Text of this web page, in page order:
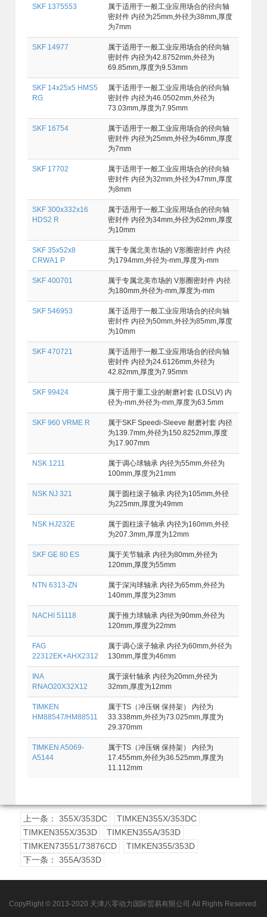
SKF 1375553
属于适用于一般工业应用场合的径向轴
密封件 内径为25mm,外径为38mm,厚度
为7mm
SKF 14977
属于适用于一般工业应用场合的径向轴
密封件 内径为42.8752mm,外径为
69.85mm,厚度为9.53mm
SKF 14x25x5 HMS5
RG
属于适用于一般工业应用场合的径向轴
密封件 内径为46.0502mm,外径为
73.03mm,厚度为7.95mm
SKF 16754
属于适用于一般工业应用场合的径向轴
密封件 内径为25mm,外径为46mm,厚度
为7mm
SKF 17702
属于适用于一般工业应用场合的径向轴
密封件 内径为32mm,外径为47mm,厚度
为8mm
SKF 300x332x16
HDS2 R
属于适用于一般工业应用场合的径向轴
密封件 内径为34mm,外径为62mm,厚度
为10mm
SKF 35x52x8
CRWA1 P
属于专属北美市场的 V形圈密封件 内径
为1794mm,外径为-mm,厚度为-mm
SKF 400701
属于专属北美市场的 V形圈密封件 内径
为180mm,外径为-mm,厚度为-mm
SKF 546953
属于适用于一般工业应用场合的径向轴
密封件 内径为50mm,外径为85mm,厚度
为10mm
SKF 470721
属于适用于一般工业应用场合的径向轴
密封件 内径为24.6126mm,外径为
42.82mm,厚度为7.95mm
SKF 99424
属于用于重工业的耐磨衬套 (LDSLV) 内
径为-mm,外径为-mm,厚度为63.5mm
SKF 960 VRME R
属于SKF Speedi-Sleeve 耐磨衬套 内径
为139.7mm,外径为150.8252mm,厚度
为17.907mm
NSK 1211
属于调心球轴承 内径为55mm,外径为
100mm,厚度为21mm
NSK NJ 321
属于圆柱滚子轴承 内径为105mm,外径
为225mm,厚度为49mm
NSK HJ232E
属于圆柱滚子轴承 内径为160mm,外径
为207.3mm,厚度为12mm
SKF GE 80 ES
属于关节轴承 内径为80mm,外径为
120mm,厚度为55mm
NTN 6313-ZN
属于深沟球轴承 内径为65mm,外径为
140mm,厚度为23mm
NACHI 51118
属于推力球轴承 内径为90mm,外径为
120mm,厚度为22mm
FAG
22312EK+AHX2312
属于调心滚子轴承 内径为60mm,外径为
130mm,厚度为46mm
INA
RNAO20X32X12
属于滚针轴承 内径为20mm,外径为
32mm,厚度为12mm
TIMKEN
HM88547/HM88511
属于TS（冲压钢 保持架） 内径为
33.338mm,外径为73.025mm,厚度为
29.370mm
TIMKEN A5069-
A5144
属于TS（冲压钢 保持架） 内径为
17.455mm,外径为36.525mm,厚度为
11.112mm
上一条： 355X/353DC
TIMKEN355X/353DC
TIMKEN355X/353D
TIMKEN355A/353D
TIMKEN73551/73876CD
TIMKEN355/353D
下一条： 355A/353D
CopyRight © 2013-2020 天津八零动力国际贸易有限公司 All Rights Reserved.